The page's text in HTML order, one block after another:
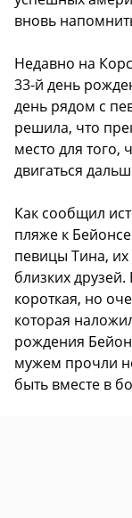
вновь
Недавно на
33-й день
день рядом с
решила, что
место для того,
двигаться
Как сообщил
пляже к
певицы Тина,
близких друзей.
короткая, но
которая
рождения
мужем прочли
быть вместе в